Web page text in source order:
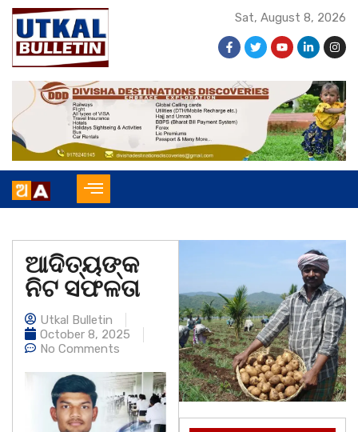
Sat, August 8, 2026
ଆଦିତ୍ୟଙ୍କ
ନିଟ ସଫଳତା
Utkal Bulletin
October 8, 2025
No Comments